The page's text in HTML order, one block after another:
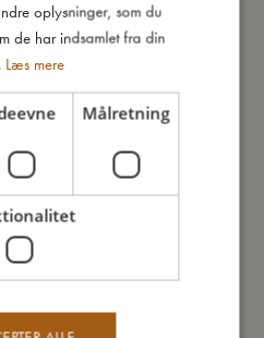
oplysninger, som du
de har indsamlet fra din
Læs mere
Målretning